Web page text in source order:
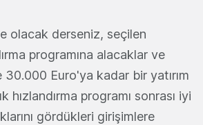
olacak derseniz, seçilen
programına alacaklar ve
30.000 Euro'ya kadar bir yatırım
hızlandırma programı sonrası iyi
gördükleri girişimlere